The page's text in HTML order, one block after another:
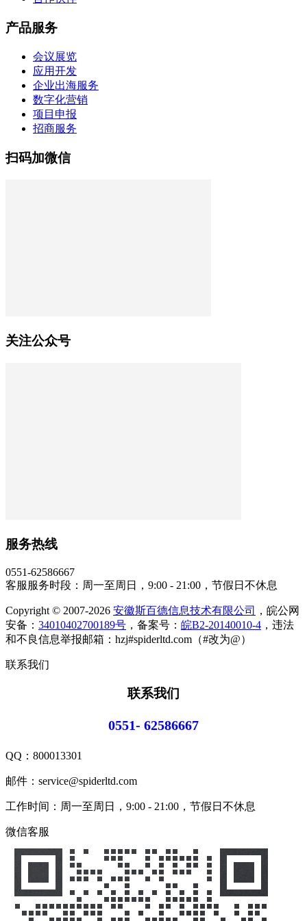
产品服务
会议展览
应用开发
企业出海服务
数字化营销
项目申报
招商服务
扫码加微信
关注公众号
服务热线
0551-62586667
客服服务时段：周一至周日，9:00 - 21:00，节假日不休息
Copyright © 2007-2026 安徽斯百德信息技术有限公司
，皖公网
安备： 34010402700189号 ，备案号： 皖B2-20140010-4 ，违法
和不良信息举报邮箱：hzj#spiderltd.com（#改为@）
联系我们
联系我们
0551- 62586667
QQ： 800013301
邮件：service@spiderltd.com
工作时间：周一至周日，9:00 - 21:00，节假日不休息
微信客服